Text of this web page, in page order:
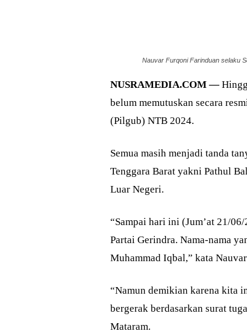
Nauvar Furqoni Farinduan selaku
NUSRAMEDIA.COM —
belum memutuskan secara
(Pilgub) NTB 2024.
Semua masih menjadi tanda
Tenggara Barat yakni Pathul
Luar Negeri.
“Sampai hari ini (Jum’at 21/
Partai Gerindra. Nama-nama
Muhammad Iqbal,” kata
“Namun demikian karena kita
bergerak berdasarkan surat
Mataram.